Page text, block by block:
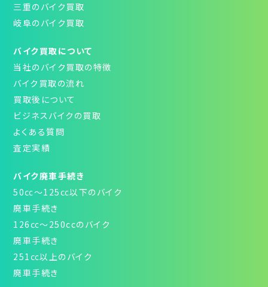
三重のバイク買取
岐阜のバイク買取
バイク買取について
当社のバイク買取の特徴
バイク買取の流れ
買取後について
ビジネスバイクの買取
よくある質問
査定実績
バイク廃車手続き
50㏄～125㏄以下のバイク
廃車手続き
126㏄～250ccのバイク
廃車手続き
251㏄以上のバイク
廃車手続き